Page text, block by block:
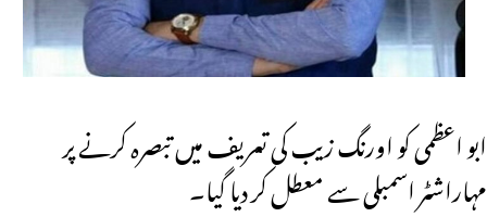
ابو اعظمی کو اورنگ زیب کی تعریف میں تبصرہ کرنے پر
مہاراشٹر اسمبلی سے معطل کر دیا گیا۔